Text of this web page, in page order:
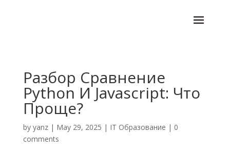
Разбор Сравнение
Python И Javascript: Что
Проще?
by yanz| May 29, 2025 | IT Образование | 0
comments